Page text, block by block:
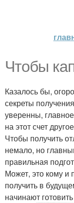
Чтобы
Казалось бы,
секреты
уверенны,
на этот счет
Чтобы получить
немало, но
правильная
Может, это кому и
получить в
начинают